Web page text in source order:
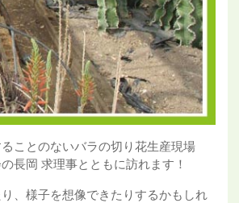
ことのないバラの切り花生産現場
長岡 求理事とともに訪れます！
、様子を想像できたりするかもしれ